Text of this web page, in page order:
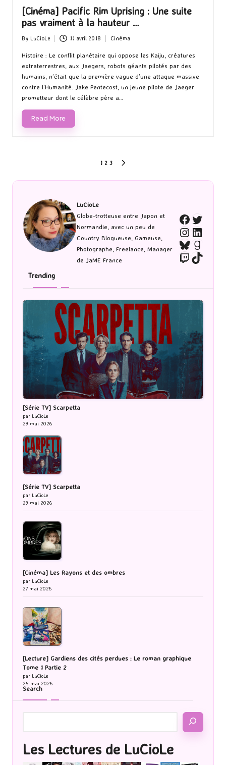
[Cinéma] Pacific Rim Uprising : Une suite
pas vraiment à la hauteur …
Posted
by
By LuCioLe 11 avril 2018
in
Cinéma
Histoire : Le conflit planétaire qui oppose les Kaiju, créatures
extraterrestres, aux Jaegers, robots géants pilotés par des
humains, n’était que la première vague d’une attaque massive
contre l’Humanité. Jake Pentecost, un jeune pilote de Jaeger
prometteur dont le célèbre père a…
Read More
des
publications
1 2 3
LuCioLe
Globe-trotteuse entre Japon et
Normandie, avec un peu de
Country Blogueuse, Gameuse,
Photographe, Freelance, Manager
de JaME France
Bluesky
TwitchTikTok
Trending
[Série TV] Scarpetta
par LuCioLe
29 mai 2026
[Série TV] Scarpetta
par LuCioLe
29 mai 2026
[Cinéma] Les Rayons et des ombres
par LuCioLe
27 mai 2026
[Lecture] Gardiens des cités perdues : Le roman graphique
Tome 1 Partie 2
par LuCioLe
25 mai 2026
Search
Les Lectures de LuCioLe